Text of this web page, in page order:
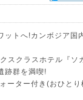
トへ!カンボジア国
スクラスホテル『ソ
跡群を満喫!
ーター付き(おひとり